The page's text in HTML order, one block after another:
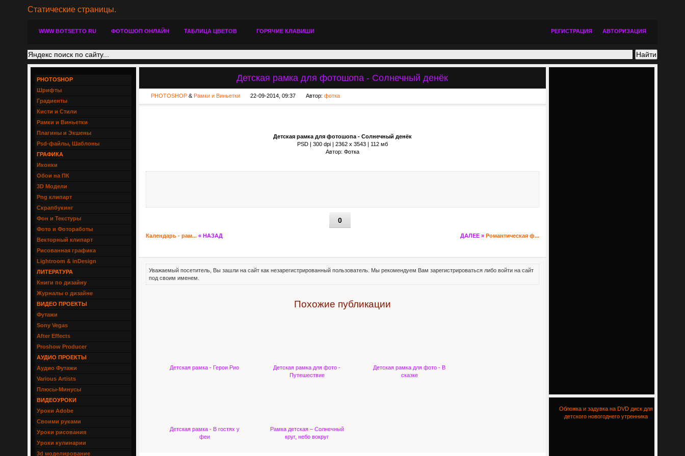
Статические страницы.
WWW BOTSETTO RU ФОТОШОП ОНЛАЙН ТАБЛИЦА ЦВЕТОВ ГОРЯЧИЕ КЛАВИШИ РЕГИСТРАЦИЯ АВТОРИЗАЦИЯ
Детская рамка для фотошопа - Солнечный денёк
PHOTOSHOP& Рамки и Виньетки 22-09-2014, 09:37 Автор: фотка
Детская рамка для фотошопа - Солнечный денёк
PSD | 300 dpi | 2362 x 3543 | 112 мб
Автор: Фотка
0
Календарь - рам... « НАЗАД ДАЛЕЕ » Романтическая ф...
Уважаемый посетитель, Вы зашли на сайт как незарегистрированный пользователь. Мы рекомендуем Вам зарегистрироваться либо войти на сайт
под своим именем.
Похожие публикации
Детская рамка - Герои Рио
Детская рамка для фото -
Путешествие
Детская рамка для фото - В
сказке
Детская рамка - В гостях у
феи
Рамка детская – Солнечный
круг, небо вокруг
Обложка и задувка на DVD диск для
детского новогоднего утренника
PHOTOSHOP
Шрифты
Градиенты
Кисти и Стили
Рамки и Виньетки
Плагины и Экшены
Psd-файлы, Шаблоны
ГРАФИКА
Иконки
Обои на ПК
3D Модели
Png клипарт
Скрапбукинг
Фон и Текстуры
Фото и Фотоработы
Векторный клипарт
Рисованная графика
Lightroom & inDesign
ЛИТЕРАТУРА
Книги по дизайну
Журналы о дизайне
ВИДЕО ПРОЕКТЫ
Футажи
Sony Vegas
After Effects
Proshow Producer
АУДИО ПРОЕКТЫ
Аудио Футажи
Various Artists
Плюсы-Минусы
ВИДЕОУРОКИ
Уроки Adobe
Своими руками
Уроки рисования
Уроки кулинарии
3d моделирование